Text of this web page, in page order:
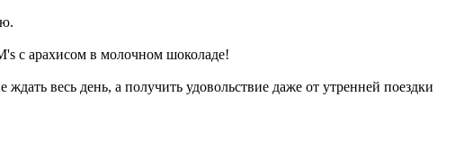
с арахисом в молочном шоколаде!
весь день, а получить удовольствие даже от утренней поездки